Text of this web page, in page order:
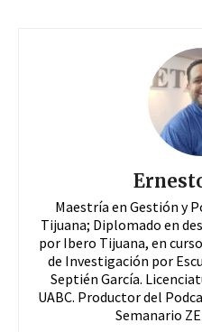
Maestría en Gestión y
Tijuana; Diplomado en
por Ibero Tijuana, en
de Investigación por
Septién García.
UABC. Productor del
Semanario